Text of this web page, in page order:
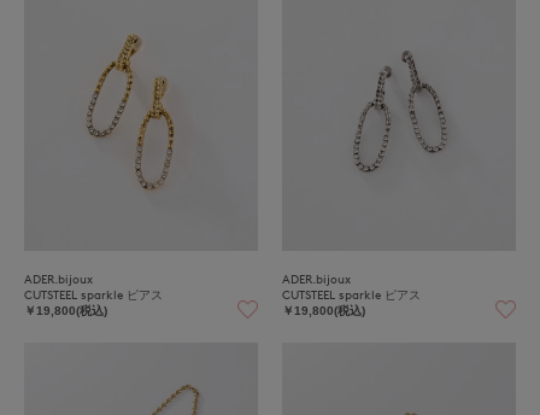
ADER.bijoux
CUTSTEEL sparkle ピアス
￥19,800(税込)
ADER.bijoux
CUTSTEEL sparkle ピアス
￥19,800(税込)